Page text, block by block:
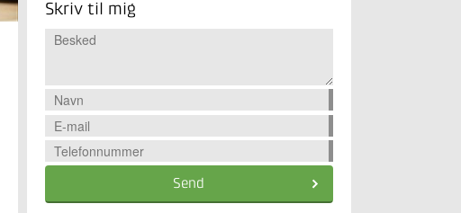
Skriv til mig
Send